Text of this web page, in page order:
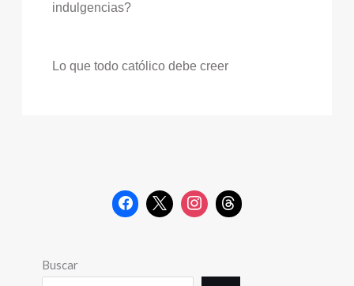
indulgencias?
Lo que todo católico debe creer
Buscar